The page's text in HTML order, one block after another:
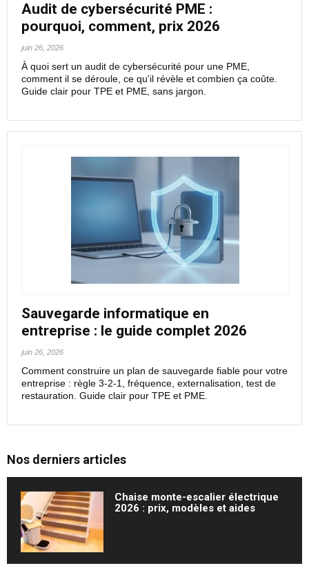
Audit de cybersécurité PME :
pourquoi, comment, prix 2026
juin 26, 2026
À quoi sert un audit de cybersécurité pour une PME,
comment il se déroule, ce qu'il révèle et combien ça coûte.
Guide clair pour TPE et PME, sans jargon.
Sauvegarde informatique en
entreprise : le guide complet 2026
juin 26, 2026
Comment construire un plan de sauvegarde fiable pour votre
entreprise : règle 3-2-1, fréquence, externalisation, test de
restauration. Guide clair pour TPE et PME.
Nos derniers articles
Chaise monte-escalier électrique
2026 : prix, modèles et aides